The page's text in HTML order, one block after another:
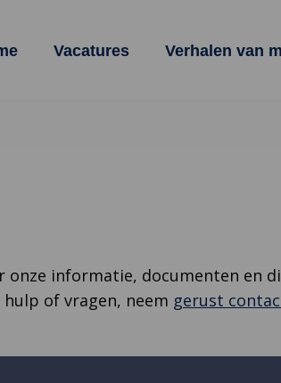
Vacatures Verhalen van
onze informatie, documenten en
of vragen, neem gerust